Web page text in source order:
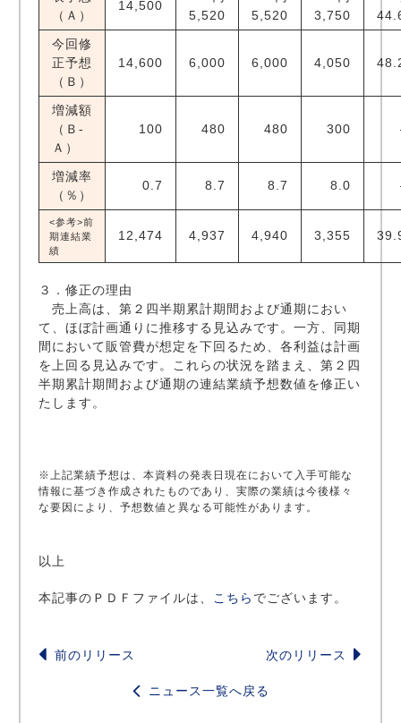
（Ａ）
14,500
5,520
5,520
3,750
今回修
正予想
（Ｂ）
14,600 6,000 6,000 4,050
増減額
（Ｂ-
Ａ）
100 480 480 300
増減率
（％）
0.7 8.7 8.7 8.0
<参考>前
期連結業
績
12,474 4,937 4,940 3,355
３．修正の理由
売上高は、第２四半期累計期間および通期におい
て、ほぼ計画通りに推移する見込みです。一方、同期
間において販管費が想定を下回るため、各利益は計画
を上回る見込みです。これらの状況を踏まえ、第２四
半期累計期間および通期の連結業績予想数値を修正い
たします。
※上記業績予想は、本資料の発表日現在において入手可能な
情報に基づき作成されたものであり、実際の業績は今後様々
な要因により、予想数値と異なる可能性があります。
以上
本記事のＰＤＦファイルは、 こちら でございます。
前のリリース 次のリリース
ニュース一覧へ戻る